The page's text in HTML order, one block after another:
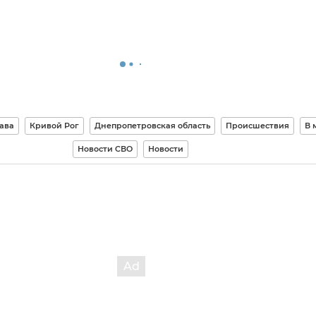
Кривой Рог Днепропетровская область Происшествия В
Новости СВО Новости